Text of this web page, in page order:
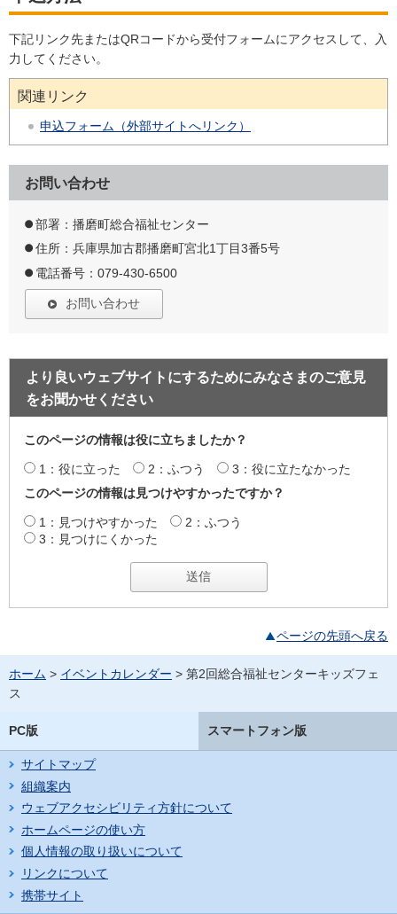
下記リンク先またはQRコードから受付フォームにアクセスして、入
力してください。
関連リンク
申込フォーム（外部サイトへリンク）
お問い合わせ
部署：播磨町総合福祉センター
住所：兵庫県加古郡播磨町宮北1丁目3番5号
電話番号：079-430-6500
お問い合わせ
より良いウェブサイトにするためにみなさまのご意見
をお聞かせください
このページの情報は役に立ちましたか？
1：役に立った 2：ふつう
3：役に立たなかった
このページの情報は見つけやすかったですか？
1：見つけやすかった
2：ふつう
3：見つけにくかった
ページの先頭へ戻る
ホーム > イベントカレンダー > 第2回総合福祉センターキッズフェ
ス
PC版 スマートフォン版
サイトマップ
組織案内
ウェブアクセシビリティ方針について
ホームページの使い方
個人情報の取り扱いについて
リンクについて
携帯サイト